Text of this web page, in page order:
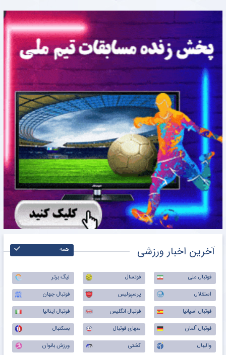
آخرین اخبار ورزشی همه
فوتبال ملی فوتسال
لیگ برتر
استقلال
پرسپولیس
فوتبال جهان
فوتبال اسپانیا
فوتبال انگلیس
فوتبال ایتالیا
فوتبال آلمان
منهای فوتبال
بسکتبال
والیبال
کشتی
ورزش بانوان